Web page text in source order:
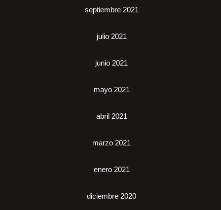
septiembre 2021
julio 2021
junio 2021
mayo 2021
abril 2021
marzo 2021
enero 2021
diciembre 2020